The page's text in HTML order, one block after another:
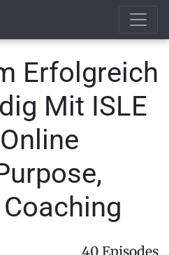
Erfolgreich
Mit ISLE
40 Episodes